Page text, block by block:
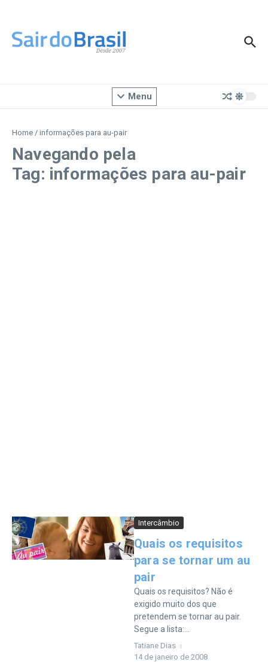
Menu
Home / informações para au-pair
Navegando pela
Tag: informações para au-pair
Intercâmbio
Quais os requisitos
para se tornar um au
pair
Quais os requisitos? Não é
exigido muito dos que
pretendem se tornar au pair.
Segue a lista:...
Tatiane Dias
14 de janeiro de 2008